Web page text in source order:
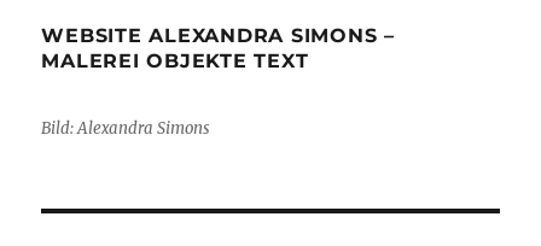
WEBSITE ALEXANDRA SIMONS –
MALEREI OBJEKTE TEXT
Bild: Alexandra Simons